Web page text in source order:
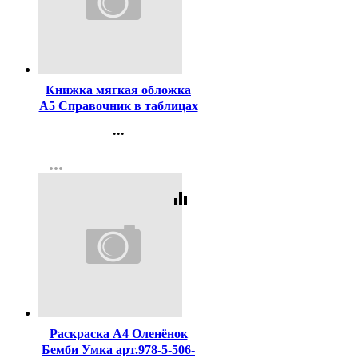
Книжка мягкая обложка
А5 Справочник в таблицах
Доронина Г.В Айрис)
...
Регистрация
more_horiz
equalizer
Раскраска А4 Оленёнок
Бемби Умка арт.978-5-506-